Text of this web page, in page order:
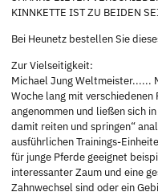
KINNKETTE IST ZU BEIDEN
Bei Heunetz bestellen Sie
Zur Vielseitigkeit:
Michael Jung Weltmeister......
Woche lang mit verschiedenen
angenommen und ließen sich
damit reiten und springen“
ausführlichen Trainings-
für junge Pferde geeignet
interessanter Zaum und eine
Zahnwechsel sind oder ein